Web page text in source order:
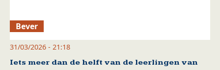
Bever
31/03/2026 - 21:18
Iets meer dan de helft van de leerlingen van